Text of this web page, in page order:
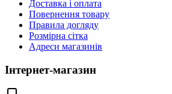
Доставка і оплата
Повернення товару
Правила догляду
Розмірна сітка
Адреси магазинів
Інтернет-магазин